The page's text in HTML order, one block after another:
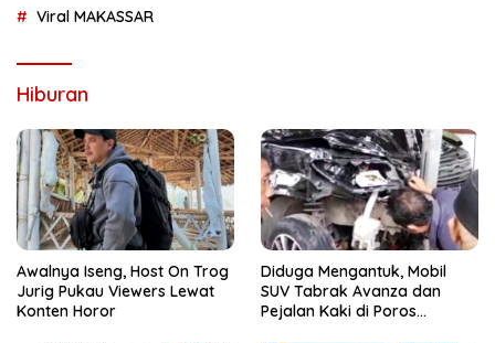
Viral MAKASSAR
Hiburan
Awalnya Iseng, Host On Trog
Jurig Pukau Viewers Lewat
Konten Horor
Diduga Mengantuk, Mobil
SUV Tabrak Avanza dan
Pejalan Kaki di Poros